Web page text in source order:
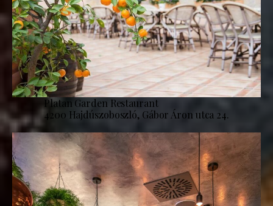
Platan Garden Restaurant
4200 Hajdúszoboszló, Gábor Áron utca 24.